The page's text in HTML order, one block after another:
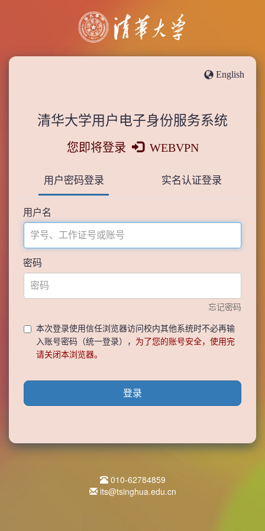
English
清华大学用户电子身份服务系统
您即将登录 WEBVPN
用户密码登录 实名认证登录
用户名
密码
忘记密码
本次登录使用信任浏览器访问校内其他系统时不必再输
入账号密码（统一登录）， 为了您的账号安全，使用完
请关闭本浏览器。
登录
010-62784859
its@tsinghua.edu.cn